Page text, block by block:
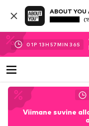
ABOUT YOU
01P 13H 57MIN 33S
Viimane suvine